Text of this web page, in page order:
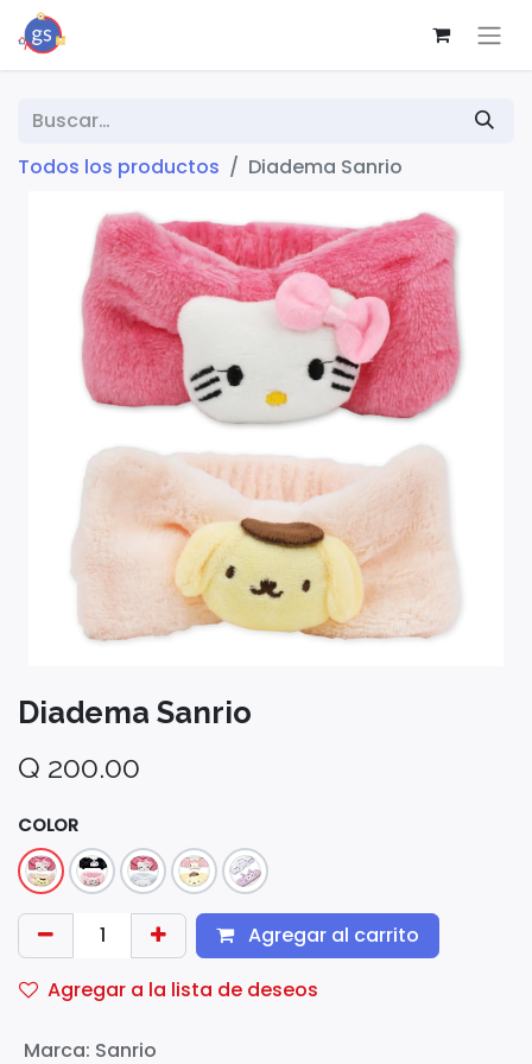
Todos los productos Diadema Sanrio
Diadema Sanrio
Q 200.00
COLOR
Agregar al carrito
Agregar a la lista de deseos
Marca: Sanrio